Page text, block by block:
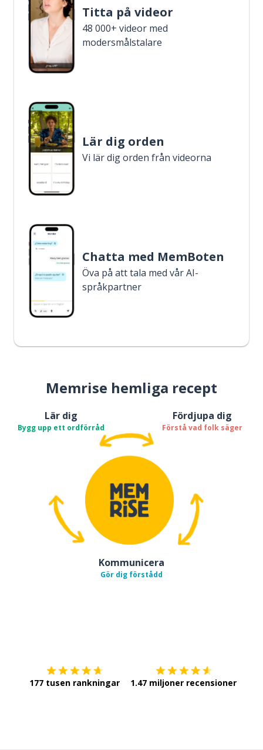
Titta på videor
48 000+ videor med
modersmålstalare
Lär dig orden
Vi lär dig orden från videorna
Chatta med MemBoten
Öva på att tala med vår AI-
språkpartner
Memrise hemliga recept
Lär dig
Bygg upp ett ordförråd
Fördjupa dig
Förstå vad folk säger
Kommunicera
Gör dig förstådd
177 tusen rankningar 1.47 miljoner recensioner